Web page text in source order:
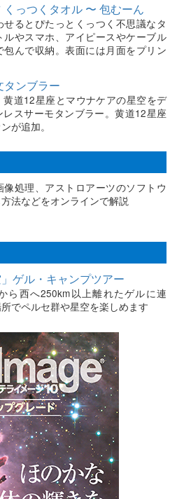
っつくタオル 〜 包むーん
るとぴたっとくっつく不思議なタ
ルやスマホ、アイピースやケーブル
んで収納。表面には月面をプリン
タンブラー
黄道12星座とマウナケアの星空をデ
スサーモタンブラー。黄道12星座
が追加。
像処理、アストロアーツのソフトウ
法などをオンラインで解説
ゲル・キャンプツアー
ら西へ250km以上離れたゲルに連
でペルセ群や星空を楽しめます